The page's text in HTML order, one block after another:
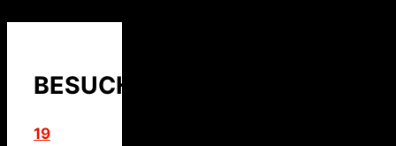
BESUCHER
19